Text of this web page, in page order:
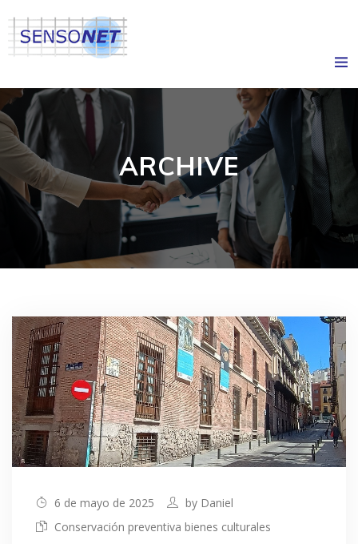
ARCHIVE
6 de mayo de 2025 by Daniel
Conservación preventiva bienes culturales